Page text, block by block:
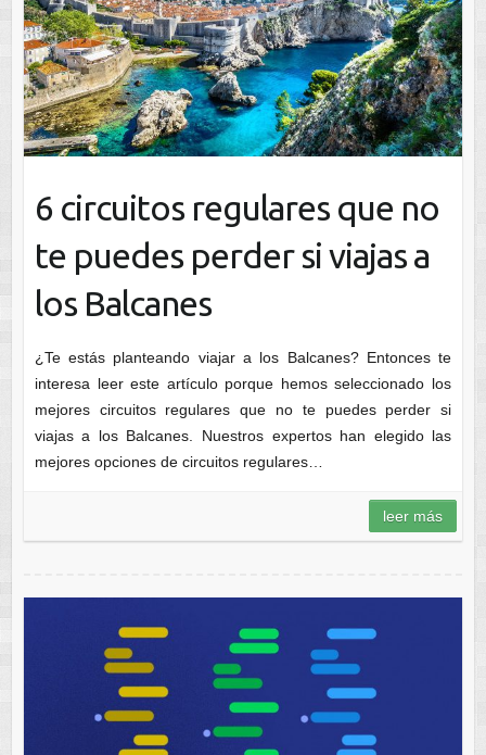
6 circuitos regulares que no
te puedes perder si viajas a
los Balcanes
¿Te estás planteando viajar a los Balcanes? Entonces te
interesa leer este artículo porque hemos seleccionado los
mejores circuitos regulares que no te puedes perder si
viajas a los Balcanes. Nuestros expertos han elegido las
mejores opciones de circuitos regulares…
leer más